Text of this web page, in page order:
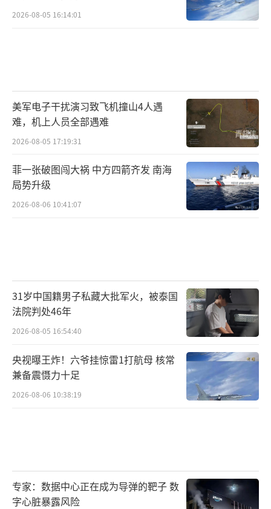
2026-08-05 16:14:01
美军电子干扰演习致飞机撞山4人遇
难，机上人员全部遇难
2026-08-05 17:19:31
菲一张破图闯大祸 中方四箭齐发 南海
局势升级
2026-08-06 10:41:07
31岁中国籍男子私藏大批军火，被泰国
法院判处46年
2026-08-05 16:54:40
央视曝王炸！六爷挂惊雷1打航母 核常
兼备震慑力十足
2026-08-06 10:38:19
专家：数据中心正在成为导弹的靶子 数
字心脏暴露风险